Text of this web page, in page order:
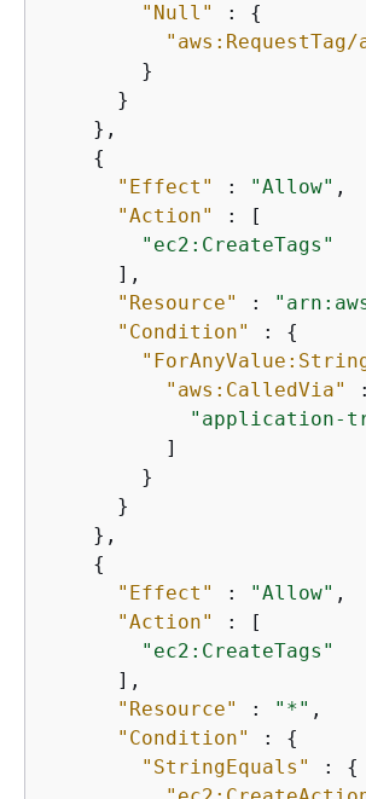
"Null"
: {
        }
      }
    },
{
"Effect"
: "Allow" ,
"Action"
: [
"ec2:CreateTags"
      ],
"Resource"
:
"Condition"
: {
"aws:CalledVia"
"application-
          ]
        }
      }
    },
{
"Effect"
: "Allow" ,
"Action"
: [
"ec2:CreateTags"
      ],
"Resource"
: "*" ,
"Condition"
: {
"StringEquals"
: {